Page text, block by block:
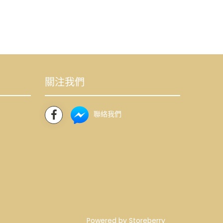
關注我們
聯絡我們
Powered by Storeberry